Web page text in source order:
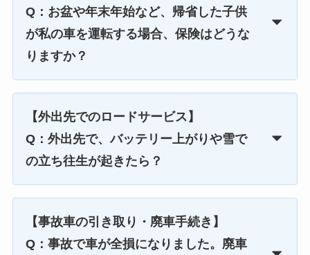
Q：お盆や年末年始など、帰省した子供
が私の車を運転する場合、保険はどうな
りますか？
【外出先でのロードサービス】
Q：外出先で、バッテリー上がりや雪で
の立ち往生が起きたら？
【事故車の引き取り・廃車手続き】
Q：事故で車が全損になりました。廃車